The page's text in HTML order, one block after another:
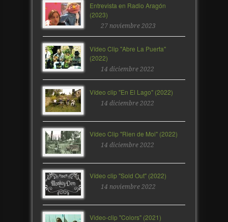
Entrevista en Radio Aragón
(2023)
27 noviembre 2023
Vídeo Clip "Abre La Puerta"
(2022)
14 diciembre 2022
Vídeo clip "En El Lago" (2022)
14 diciembre 2022
Vídeo Clip "Rien de Moi" (2022)
14 diciembre 2022
Vídeo clip "Sold Out" (2022)
14 noviembre 2022
Video-clip "Colors" (2021)